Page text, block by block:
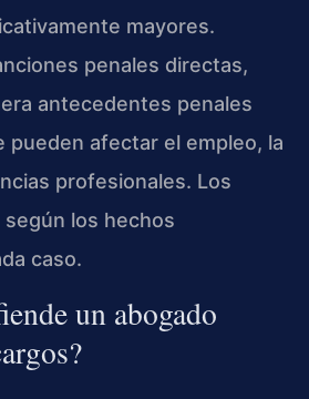
mayores.
penales directas,
antecedentes penales
pueden afectar el empleo, la
profesionales. Los
los hechos
caso.
un abogado